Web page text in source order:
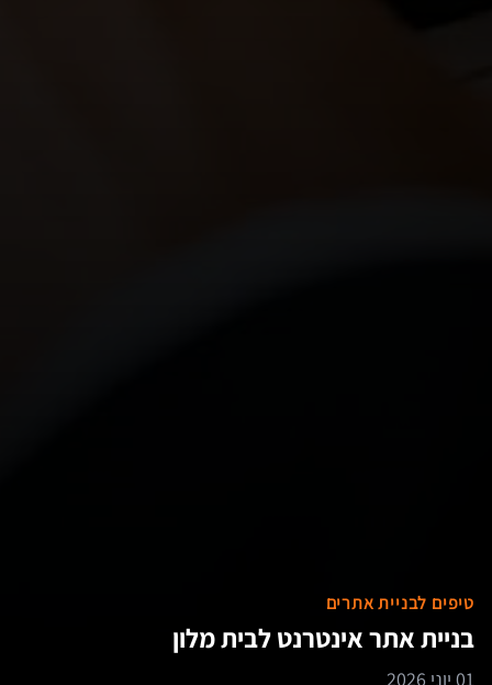
טיפים לבניית אתרים
בניית אתר אינטרנט לבית מלון
01 יוני 2026